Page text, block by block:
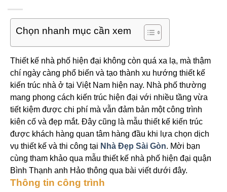
Chọn nhanh mục cần xem
Thiết kế nhà phố hiện đại không còn quá xa lạ, mà thậm
chí ngày càng phổ biến và tạo thành xu hướng thiết kế
kiến trúc nhà ở tại Việt Nam hiện nay. Nhà phố thường
mang phong cách kiến trúc hiện đại với nhiều tầng vừa
tiết kiệm được chi phí mà vẫn đảm bản một công trình
kiên cố và đẹp mắt. Đây cũng là mẫu thiết kế kiến trúc
được khách hàng quan tâm hàng đầu khi lựa chọn dịch
vụ thiết kế và thi công tại Nhà Đẹp Sài Gòn. Mời bạn
cùng tham khảo qua mẫu thiết kế nhà phố hiện đại quận
Bình Thạnh anh Hảo thông qua bài viết dưới đây.
Thông tin công trình